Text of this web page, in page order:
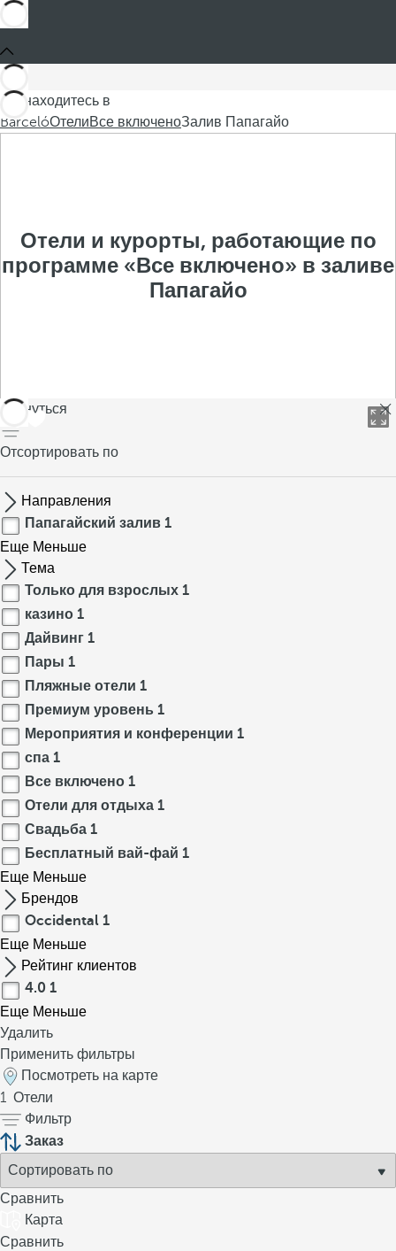
Вы находитесь в
BarcelóОтелиВсе включеноЗалив Папагайо
Отели и курорты, работающие по
программе «Все включено» в заливе
Папагайо
вернуться
Отсортировать по
Направления
Папагайский залив 1
Еще Меньше
Тема
Только для взрослых 1
казино 1
Дайвинг 1
Пары 1
Пляжные отели 1
Премиум уровень 1
Мероприятия и конференции 1
спа 1
Все включено 1
Отели для отдыха 1
Свадьба 1
Бесплатный вай-фай 1
Еще Меньше
Брендов
Occidental 1
Еще Меньше
Рейтинг клиентов
4.0 1
Еще Меньше
Удалить
Применить фильтры
Посмотреть на карте
1 Отели
Фильтр
Заказ
Сравнить
Карта
Сравнить